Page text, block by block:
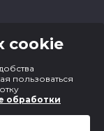
cookie
пользоваться
обработки